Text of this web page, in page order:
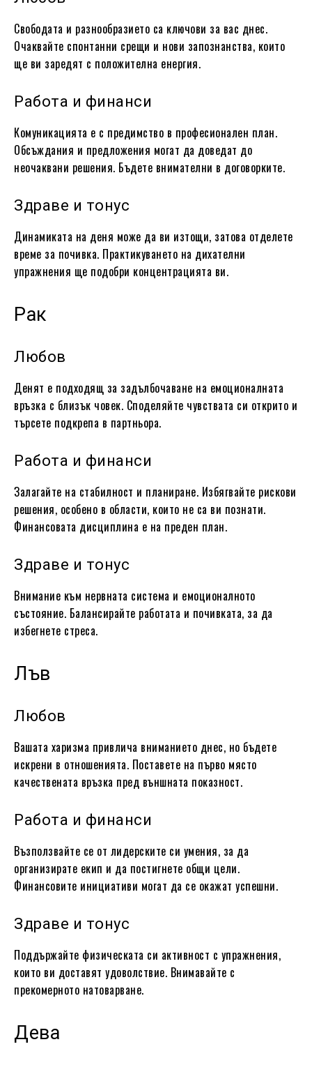
Свободата и разнообразието са ключови за вас днес.
Очаквайте спонтанни срещи и нови запознанства, които
ще ви заредят с положителна енергия.
Работа и финанси
Комуникацията е с предимство в професионален план.
Обсъждания и предложения могат да доведат до
неочаквани решения. Бъдете внимателни в договорките.
Здраве и тонус
Динамиката на деня може да ви изтощи, затова отделете
време за почивка. Практикуването на дихателни
упражнения ще подобри концентрацията ви.
Рак
Любов
Денят е подходящ за задълбочаване на емоционалната
връзка с близък човек. Споделяйте чувствата си открито и
търсете подкрепа в партньора.
Работа и финанси
Залагайте на стабилност и планиране. Избягвайте рискови
решения, особено в области, които не са ви познати.
Финансовата дисциплина е на преден план.
Здраве и тонус
Внимание към нервната система и емоционалното
състояние. Балансирайте работата и почивката, за да
избегнете стреса.
Лъв
Любов
Вашата харизма привлича вниманието днес, но бъдете
искрени в отношенията. Поставете на първо място
качествената връзка пред външната показност.
Работа и финанси
Възползвайте се от лидерските си умения, за да
организирате екип и да постигнете общи цели.
Финансовите инициативи могат да се окажат успешни.
Здраве и тонус
Поддържайте физическата си активност с упражнения,
които ви доставят удоволствие. Внимавайте с
прекомерното натоварване.
Дева